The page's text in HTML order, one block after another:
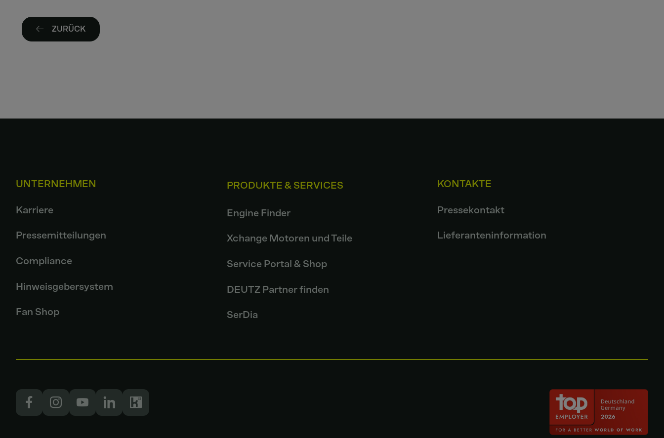
ZURÜCK
UNTERNEHMEN
Karriere
Pressemitteilungen
Compliance
Hinweisgebersystem
Fan Shop
PRODUKTE & SERVICES
Engine Finder
Xchange Motoren und Teile
Service Portal & Shop
DEUTZ Partner finden
SerDia
KONTAKTE
Pressekontakt
Lieferanteninformation